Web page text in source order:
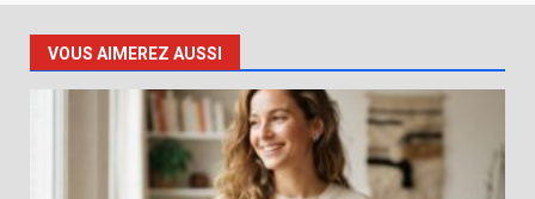
VOUS AIMEREZ AUSSI